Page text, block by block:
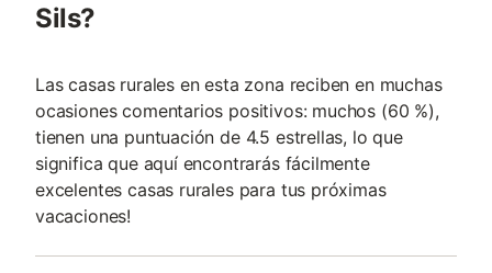
Sils?
Las casas rurales en esta zona reciben en muchas
ocasiones comentarios positivos: muchos (60 %),
tienen una puntuación de 4.5 estrellas, lo que
significa que aquí encontrarás fácilmente
excelentes casas rurales para tus próximas
vacaciones!